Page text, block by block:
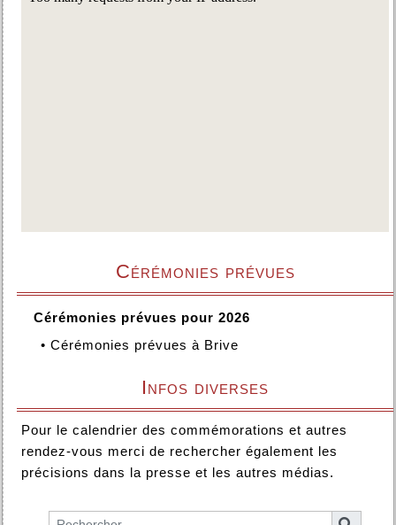
Cérémonies prévues
Cérémonies prévues pour 2026
• Cérémonies prévues à Brive
Infos diverses
Pour le calendrier des commémorations et autres
rendez-vous merci de rechercher également les
précisions dans la presse et les autres médias.